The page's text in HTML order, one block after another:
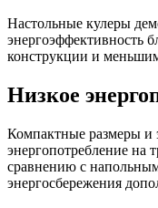
Настольные кулеры
энергоэффективность
конструкции и
Низкое
Компактные размеры и
энергопотребление на
сравнению с
энергосбережения